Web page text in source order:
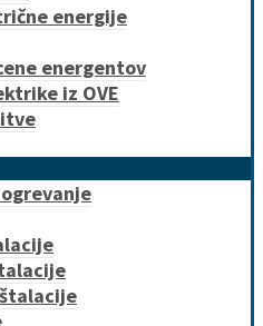
energije
energentov
iz OVE